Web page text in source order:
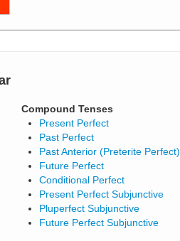
Compound Tenses
Present Perfect
Past Perfect
Past Anterior (Preterite Perfect)
Future Perfect
Conditional Perfect
Present Perfect Subjunctive
Pluperfect Subjunctive
Future Perfect Subjunctive